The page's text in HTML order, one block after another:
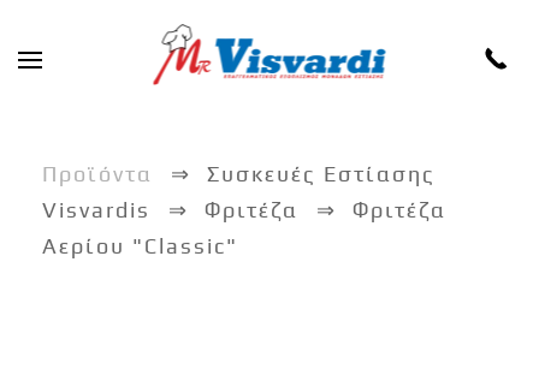
Skip to main content
Προϊόντα
Συσκευές Εστίασης
Visvardis
Φριτέζα
Φριτέζα
Αερίου "Classic"